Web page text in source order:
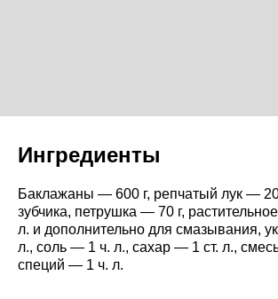
Ингредиенты
Баклажаны — 600 г, репчатый лук —
зубчика, петрушка — 70 г,
л. и дополнительно для смазывания,
л., соль — 1 ч. л., сахар — 1 ст. л.,
специй — 1 ч. л.